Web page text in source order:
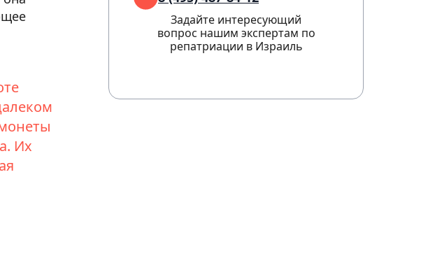
Их
Задайте интересующий
вопрос нашим экспертам по
репатриации в Израиль